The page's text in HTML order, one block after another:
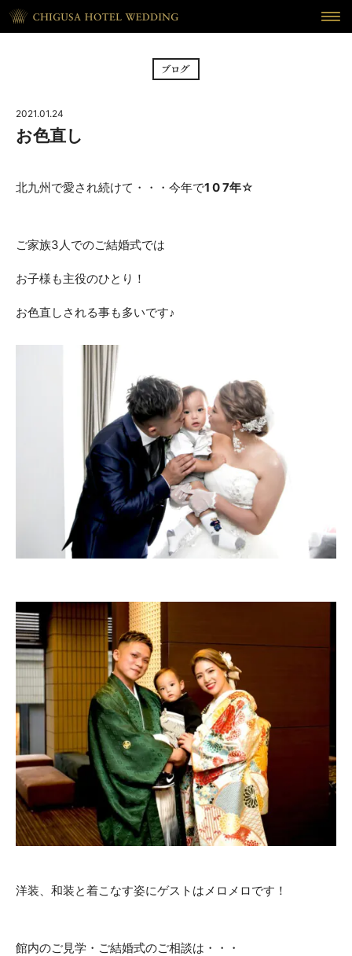
CEREMONY
WAKON
REPORT
ブログ
CONTACT
お問い合わせ
093-671-1131
平日 11:00-19:00（火曜定休） / 土日 10:00-19:00
千草ホテル公式サイト
»プライバシーポリシー
2021.01.24
お色直し
北九州で愛され続けて・・・今年で1 0 7年☆
ご家族3人でのご結婚式では
お子様も主役のひとり！
お色直しされる事も多いです♪
洋装、和装と着こなす姿にゲストはメロメロです！
館内のご見学・ご結婚式のご相談は・・・